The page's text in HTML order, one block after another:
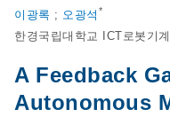
이광록 ; 오광석 *
한경국립대학교 ICT로봇기
A Feedback
Autonomous